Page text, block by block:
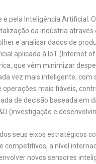
pela Inteligência Artificial.
da indústria
e analisar dados de
aplicada à IoT (Internet
que vêm minimizar
vez mais inteligente, com
mais fiáveis,
de decisão baseada em
(investigação e
seus eixos estratégicos
a nível
novos sensores